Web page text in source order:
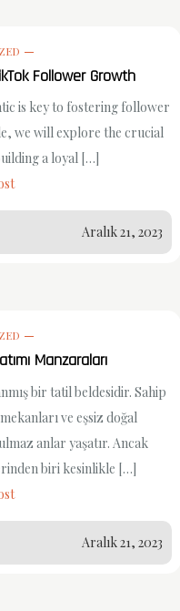
Follower Growth
is key to fostering follower
we will explore the crucial
a loyal […]
Aralık 21, 2023
Manzaraları
bir tatil beldesidir. Sahip
ve eşsiz doğal
anlar yaşatır. Ancak
biri kesinlikle […]
Aralık 21, 2023